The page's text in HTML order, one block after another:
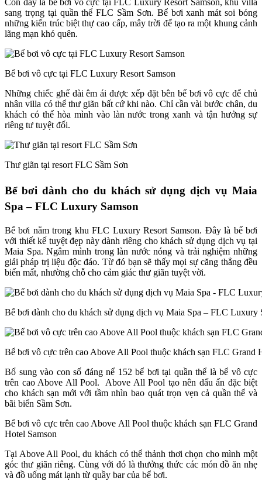
Còn đây là bể bơi vô cực tại FLC Luxury Resort Samson, khu villa
sang trọng tại quần thể FLC Sầm Sơn. Bể bơi xanh mát soi bóng
những kiến trúc biệt thự cao cấp, mây trời để tạo ra một khung cảnh
lãng mạn khó quên.
Bể bơi vô cực tại FLC Luxury Resort Samson
Những chiếc ghế dài êm ái được xếp đặt bên bể bơi vô cực để chủ
nhân villa có thể thư giãn bất cứ khi nào. Chỉ cần vài bước chân, du
khách có thể hòa mình vào làn nước trong xanh và tận hưởng sự
riêng tư tuyệt đối.
Thư giãn tại resort FLC Sầm Sơn
Bể bơi dành cho du khách sử dụng dịch vụ Maia
Spa – FLC Luxury Samson
Bể bơi nằm trong khu FLC Luxury Resort Samson. Đây là bể bơi
với thiết kế tuyệt đẹp này dành riêng cho khách sử dụng dịch vụ tại
Maia Spa. Ngâm mình trong làn nước nóng và trải nghiệm những
giải pháp trị liệu độc đáo. Từ đó bạn sẽ thấy mọi sự căng thẳng đều
biến mất, nhường chỗ cho cảm giác thư giãn tuyệt vời.
Bể bơi dành cho du khách sử dụng dịch vụ Maia Spa – FLC Luxury
Bể bơi vô cực trên cao Above All Pool thuộc khách sạn FLC Grand
Bổ sung vào con số đáng nể 152 bể bơi tại quần thể là bể vô cực
trên cao Above All Pool. Above All Pool tạo nên dấu ấn đặc biệt
cho khách sạn mới với tầm nhìn bao quát trọn vẹn cả quần thể và
bãi biển Sầm Sơn.
Bể bơi vô cực trên cao Above All Pool thuộc khách sạn FLC Grand
Hotel Samson
Tại Above All Pool, du khách có thể thảnh thơi chọn cho mình một
góc thư giãn riêng. Cùng với đó là thưởng thức các món đồ ăn nhẹ
và đồ uống mát lạnh từ quầy bar của bể bơi.